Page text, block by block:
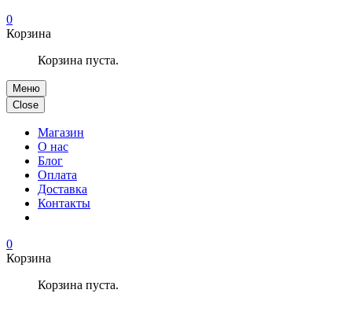
0
Корзина
Корзина пуста.
Меню
Close
Магазин
О нас
Блог
Оплата
Доставка
Контакты
0
Корзина
Корзина пуста.